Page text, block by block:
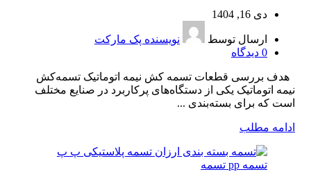
دی 16, 1404
ارسال توسط
نویسنده پک مارکت
0 دیدگاه
هدف بررسی قطعات تسمه کش نیمه اتوماتیک تسمه‌کش
نیمه اتوماتیک یکی از دستگاه‌های پرکاربرد در صنایع مختلف
است که برای بسته‌بندی ...
ادامه مطلب